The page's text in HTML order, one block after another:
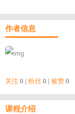
作者信息
关注 0 | 粉丝 0 | 被赞 0
课程介绍